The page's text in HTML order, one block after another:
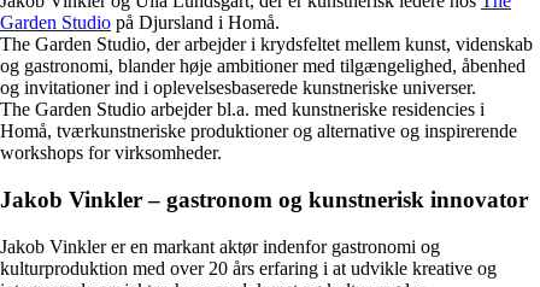
Garden Studio på Djursland i Homå.
The Garden Studio, der arbejder i krydsfeltet mellem kunst, videnskab
og gastronomi, blander høje ambitioner med tilgængelighed, åbenhed
og invitationer ind i oplevelsesbaserede kunstneriske universer.
The Garden Studio arbejder bl.a. med kunstneriske residencies i
Homå, tværkunstneriske produktioner og alternative og inspirerende
workshops for virksomheder.
Jakob Vinkler– gastronom og kunstnerisk innovator
Jakob Vinkler er en markant aktør indenfor gastronomi og
kulturproduktion med over 20 års erfaring i at udvikle kreative og